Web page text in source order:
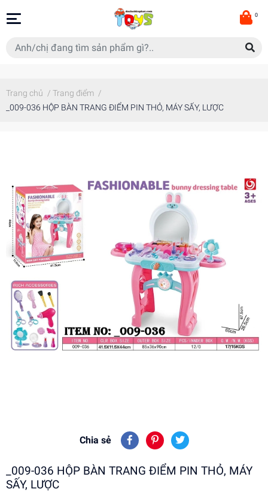
0
Trang chủ / Trang điểm /
_009-036 HỘP BÀN TRANG ĐIỂM PIN THỎ, MÁY SẤY, LƯỢC
Chia sẻ
_009-036 HỘP BÀN TRANG ĐIỂM PIN THỎ, MÁY
SẤY, LƯỢC